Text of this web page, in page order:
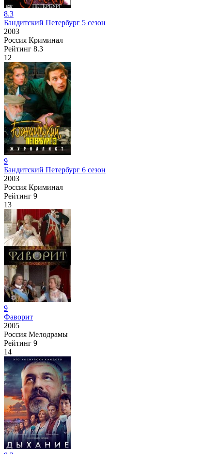
8.3
Бандитский Петербург 5 сезон
2003
Россия Криминал
Рейтинг 8.3
12
9
Бандитский Петербург 6 сезон
2003
Россия Криминал
Рейтинг 9
13
9
Фаворит
2005
Россия Мелодрамы
Рейтинг 9
14